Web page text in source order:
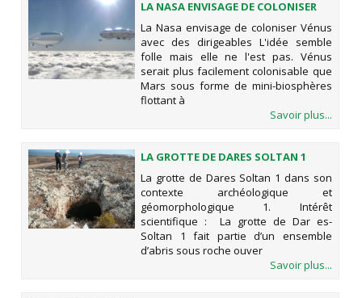
LA NASA ENVISAGE DE COLONISER
VÉNUS AVEC DES DIRIGEABLES
La Nasa envisage de coloniser Vénus
avec des dirigeables L'idée semble
folle mais elle ne l'est pas. Vénus
serait plus facilement colonisable que
Mars sous forme de mini-biosphères
flottant à
Savoir plus...
LA GROTTE DE DARES SOLTAN 1
DANS SON CONTEXTE
ARCHÉOLOGIQUE ET
GÉOMORPHOLOGIQUE
La grotte de Dares Soltan 1 dans son
contexte archéologique et
géomorphologique 1. Intérêt
scientifique : La grotte de Dar es-
Soltan 1 fait partie d’un ensemble
d’abris sous roche ouver
Savoir plus...